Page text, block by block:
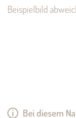
Beispielbild
Bei diesem